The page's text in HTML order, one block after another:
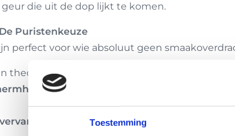
Toestemming
die uit de dop lijkt te komen.
Puristenkeuze
perfect voor wie absoluut geen
theorie kan het glas zelf
Net als bij RVS bidons, zijn de dop
Uiteraard bij breuk van het glas.